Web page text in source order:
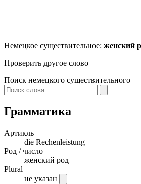
Немецкое существительное: женский
Проверить другое слово
Поиск немецкого существительного
Грамматика
Артикль
die Rechenleistung
Род / число
женский род
Plural
не указан